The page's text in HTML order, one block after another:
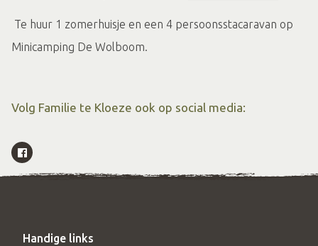
Te huur 1 zomerhuisje en een 4 persoonsstacaravan op
Minicamping De Wolboom.
Volg Familie te Kloeze ook op social media:
Handige links